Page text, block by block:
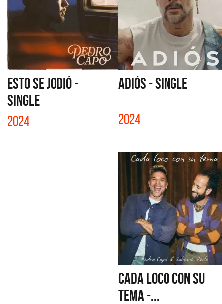
ESTO SE JODIÓ -
SINGLE
2024
ADIÓS - SINGLE
2024
CADA LOCO CON SU
TEMA -...